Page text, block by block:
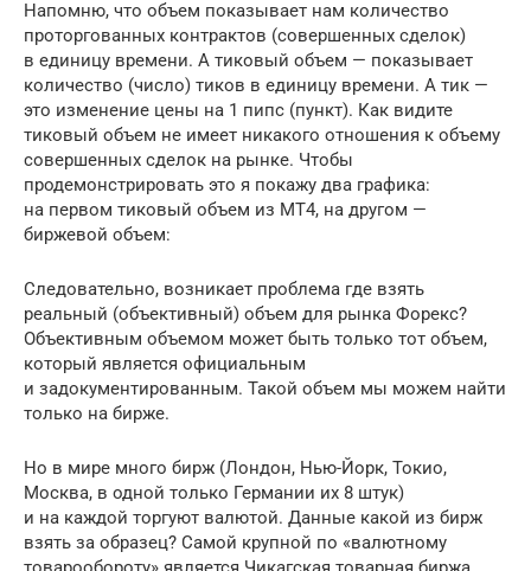
Напомню, что объем показывает нам количество
проторгованных контрактов (совершенных сделок)
в единицу времени. А тиковый объем — показывает
количество (число) тиков в единицу времени. А тик —
это изменение цены на 1 пипс (пункт). Как видите
тиковый объем не имеет никакого отношения к объему
совершенных сделок на рынке. Чтобы
продемонстрировать это я покажу два графика:
на первом тиковый объем из МТ4, на другом —
биржевой объем:
Следовательно, возникает проблема где взять
реальный (объективный) объем для рынка Форекс?
Объективным объемом может быть только тот объем,
который является официальным
и задокументированным. Такой объем мы можем найти
только на бирже.
Но в мире много бирж (Лондон, Нью-Йорк, Токио,
Москва, в одной только Германии их 8 штук)
и на каждой торгуют валютой. Данные какой из бирж
взять за образец? Самой крупной по «валютному